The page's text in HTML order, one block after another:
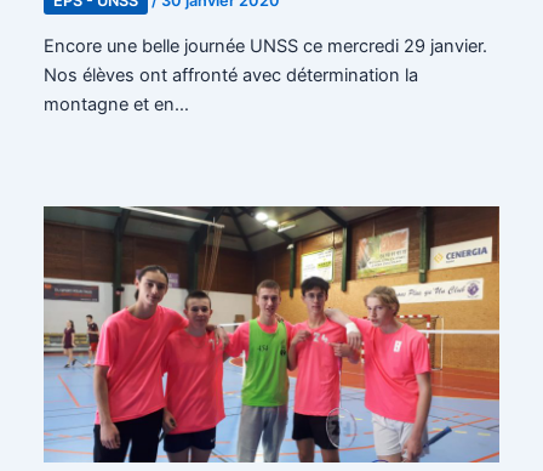
Encore une belle journée UNSS ce mercredi 29 janvier.
Nos élèves ont affronté avec détermination la
montagne et en…